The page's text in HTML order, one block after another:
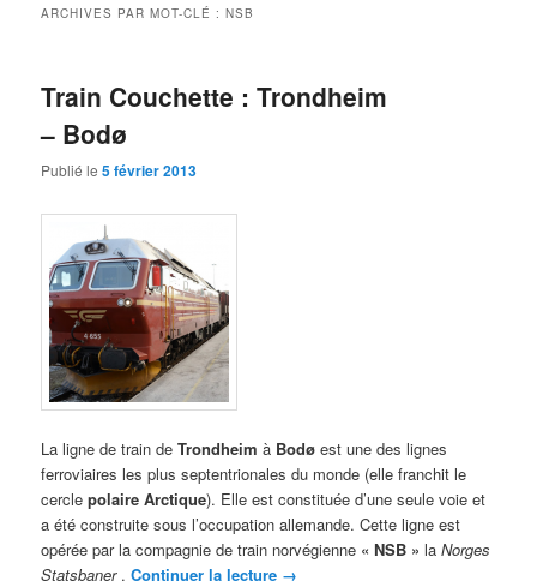
ARCHIVES PAR MOT-CLÉ :NSB
Train Couchette : Trondheim
– Bodø
Publié le5 février 2013
La ligne de train deTrondheim à Bodø est une des lignes
ferroviaires les plus septentrionales du monde (elle franchit le
cerclepolaire Arctique). Elle est constituée d’une seule voie et
a été construite sous l’occupation allemande. Cette ligne est
opérée par la compagnie de train norvégienne « NSB » laNorges
Statsbaner. Continuer la lecture →